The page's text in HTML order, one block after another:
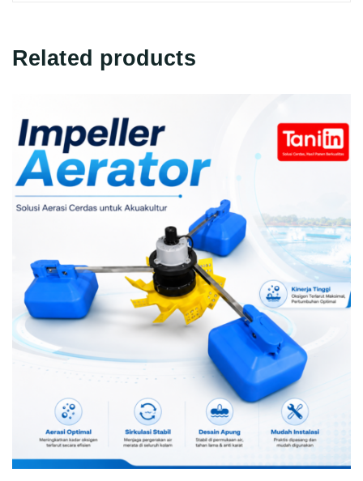
Related products